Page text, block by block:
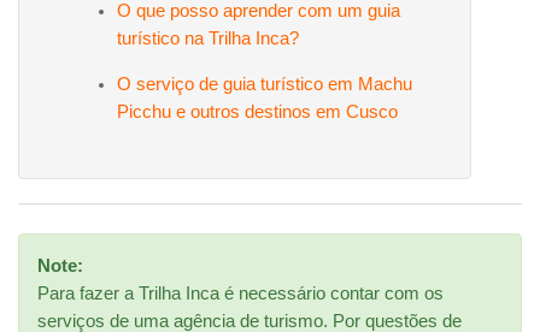
O que posso aprender com um guia
turístico na Trilha Inca?
O serviço de guia turístico em Machu
Picchu e outros destinos em Cusco
Note:
Para fazer a Trilha Inca é necessário contar com os
serviços de uma agência de turismo. Por questões de